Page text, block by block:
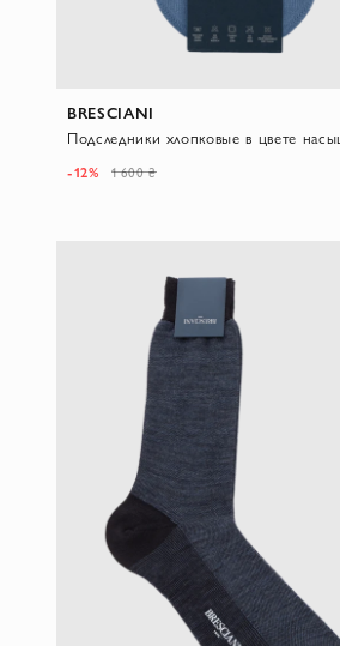
BRESCIANI
-12% 1 600 ₴